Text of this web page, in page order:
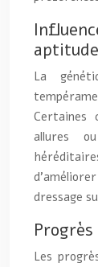
La
Certaines
allures
dressage
Les